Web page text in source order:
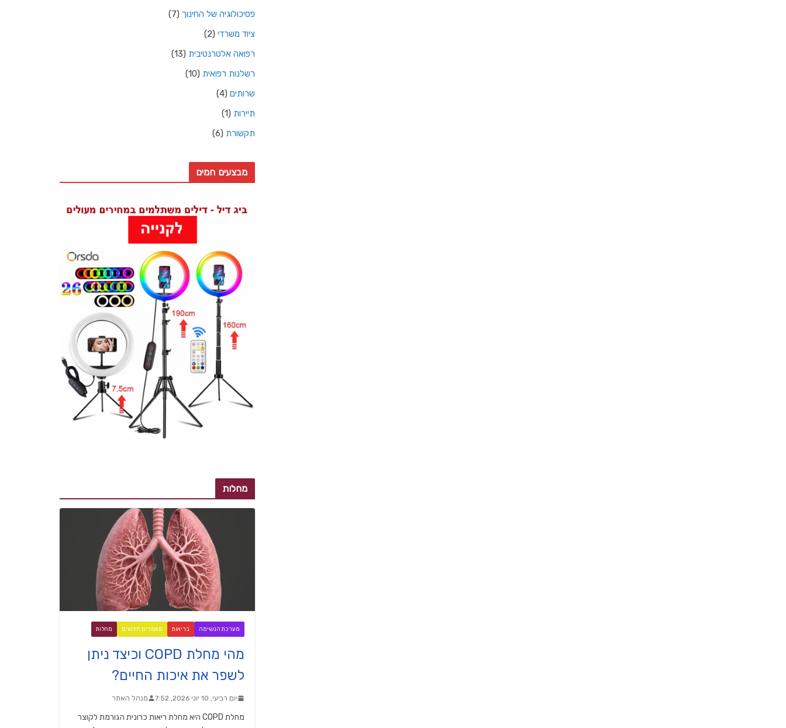
פסיכולוגיה של החינוך (7)
ציוד משרדי (2)
רפואה אלטרנטיבית (13)
רשלנות רפואית (10)
שרותים (4)
תיירות (1)
תקשורת (6)
מבצעים חמים
מחלות
מערכת הנשימה בריאות מאמרים חדשים מחלות
מהי מחלת COPD וכיצד ניתן
לשפר את איכות החיים?
יום רביעי, 10 יוני 2026, 7:52 מנהל האתר
מחלת COPD היא מחלת ריאות כרונית הגורמת לקוצר